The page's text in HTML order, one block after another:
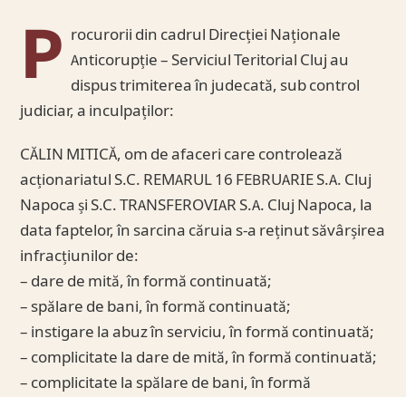
P rocurorii din cadrul Direcției Naționale
Anticorupție – Serviciul Teritorial Cluj au
dispus trimiterea în judecată, sub control
judiciar, a inculpaților:
CĂLIN MITICĂ, om de afaceri care controlează
acționariatul S.C. REMARUL 16 FEBRUARIE S.A. Cluj
Napoca și S.C. TRANSFEROVIAR S.A. Cluj Napoca, la
data faptelor, în sarcina căruia s-a reținut săvârșirea
infracțiunilor de:
– dare de mită, în formă continuată;
– spălare de bani, în formă continuată;
– instigare la abuz în serviciu, în formă continuată;
– complicitate la dare de mită, în formă continuată;
– complicitate la spălare de bani, în formă